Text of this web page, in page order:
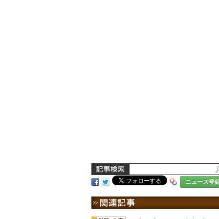
ニュース登